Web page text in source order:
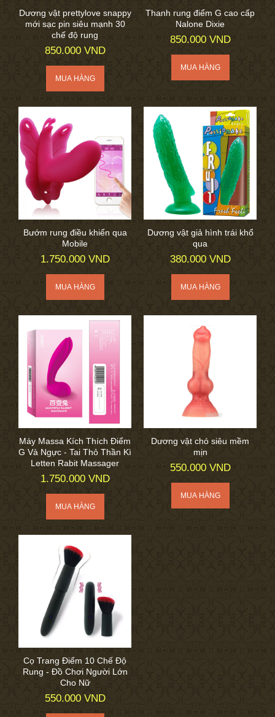
Dương vật prettylove snappy
mới sạc pin siêu mạnh 30
chế độ rung
850.000 VND
Thanh rung điểm G cao cấp
Nalone Dixie
850.000 VND
Bướm rung điều khiển qua
Mobile
1.750.000 VND
Dương vật giả hình trái khổ
qua
380.000 VND
Máy Massa Kích Thích Điểm
G Và Ngực - Tai Thỏ Thần Kì
Letten Rabit Massager
1.750.000 VND
Dương vật chó siêu mềm
mịn
550.000 VND
Cọ Trang Điểm 10 Chế Độ
Rung - Đồ Chơi Người Lớn
Cho Nữ
550.000 VND